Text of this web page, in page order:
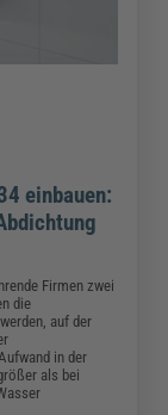
einbauen:
Firmen zwei
die
auf der
in der
als bei